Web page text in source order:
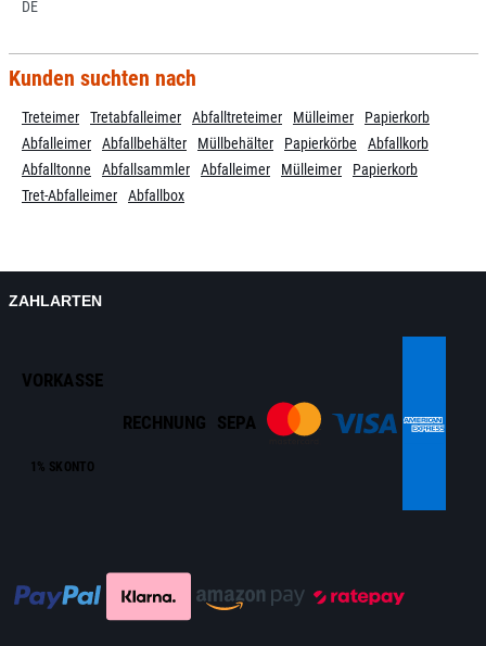
DE
Kunden suchten nach
Treteimer Tretabfalleimer Abfalltreteimer Mülleimer
Papierkorb
Abfalleimer
Abfallbehälter Müllbehälter Papierkörbe
Abfallkorb
Abfalltonne
Abfallsammler Abfalleimer Mülleimer
Papierkorb
Tret-Abfalleimer
Abfallbox
ZAHLARTEN
VORKASSE
1% SKONTO
RECHNUNG SEPA